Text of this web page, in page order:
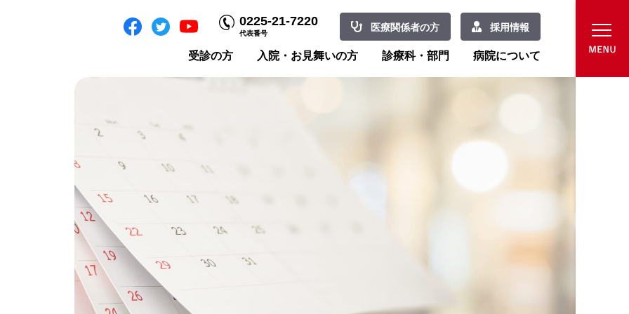
0225-21-7220
代表番号
医療関係者の方 採用情報
受診の方 入院・お見舞いの方 診療科・部門 病院について